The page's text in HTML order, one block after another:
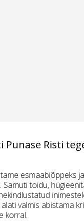
Punase Risti
esmaabiõppeks ja
toidu,
valmis abistama
korral.